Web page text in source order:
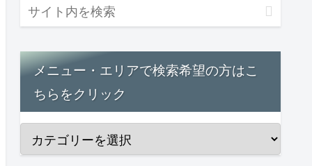
メニュー・エリアで検索希望の方はこ
ちらをクリック